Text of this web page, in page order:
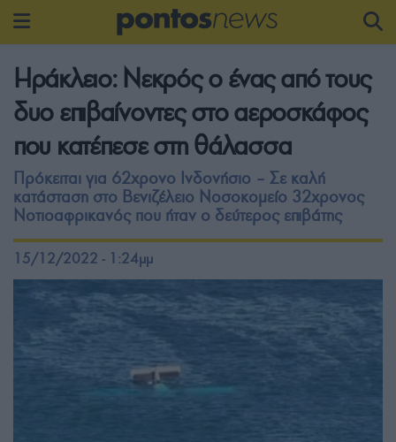
Ηράκλειο: Νεκρός ο ένας από τους
δυο επιβαίνοντες στο αεροσκάφος
που κατέπεσε στη θάλασσα
Πρόκειται για 62χρονο Ινδονήσιο – Σε καλή
κατάσταση στο Βενιζέλειο Νοσοκομείο 32χρονος
Νοτιοαφρικανός που ήταν ο δεύτερος επιβάτης
15/12/2022 - 1:24μμ